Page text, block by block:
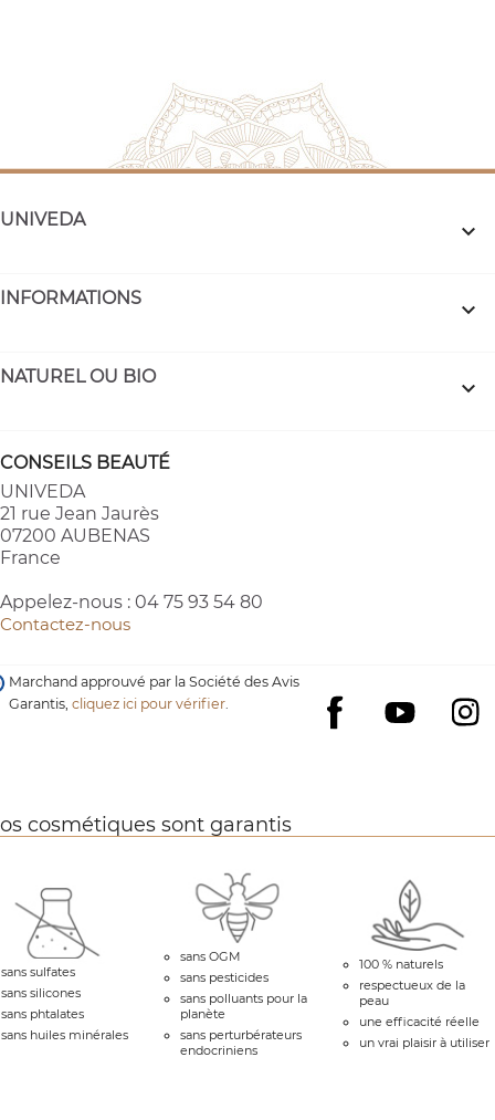
UNIVEDA 
INFORMATIONS 
NATUREL OU BIO 
CONSEILS BEAUTÉ
UNIVEDA
21 rue Jean Jaurès
07200 AUBENAS
France
Appelez-nous : 04 75 93 54 80
Contactez-nous
Facebook
YouTube
Marchand approuvé par la Société des Avis
Garantis,cliquez ici pour vérifier.
cosmétiques sont garantis
sans sulfates
sans silicones
sans phtalates
sans huiles minérales
sans OGM
sans pesticides
sans polluants pour la
planète
sans perturbérateurs
endocriniens
100 % naturels
respectueux de la
peau
une efficacité réelle
un vrai plaisir à utiliser